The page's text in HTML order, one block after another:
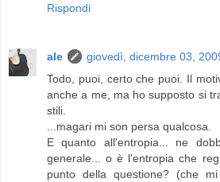
Rispondi
ale
giovedì, dicembre 03,
Todo, puoi, certo che puoi. Il
anche a me, ma ho supposto si
stili.
...magari mi son persa qualcosa.
E quanto all'entropia... ne
generale... o è l'entropia che
punto della questione? (che